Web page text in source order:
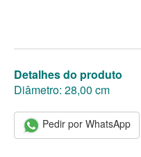
Detalhes do produto
Diâmetro: 28,00 cm
Pedir por WhatsApp